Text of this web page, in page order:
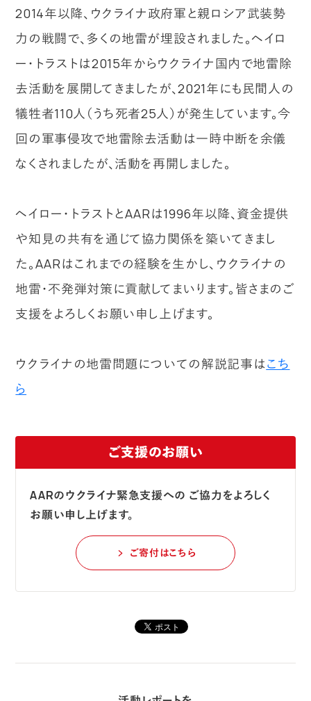
2014年以降、ウクライナ政府軍と親ロシア武装勢
力の戦闘で、多くの地雷が埋設されました。ヘイロ
ー・トラストは2015年からウクライナ国内で地雷除
去活動を展開してきましたが、2021年にも民間人の
犠牲者110人（うち死者25人）が発生しています。今
回の軍事侵攻で地雷除去活動は一時中断を余儀
なくされましたが、活動を再開しました。
ヘイロー・トラストとAARは1996年以降、資金提供
や知見の共有を通じて協力関係を築いてきまし
た。AARはこれまでの経験を生かし、ウクライナの
地雷・不発弾対策に貢献してまいります。皆さまのご
支援をよろしくお願い申し上げます。
ウクライナの地雷問題についての解説記事はこち
ら
ご支援のお願い
AARのウクライナ緊急支援への ご協力をよろしく
お願い申し上げます。
ご寄付はこちら